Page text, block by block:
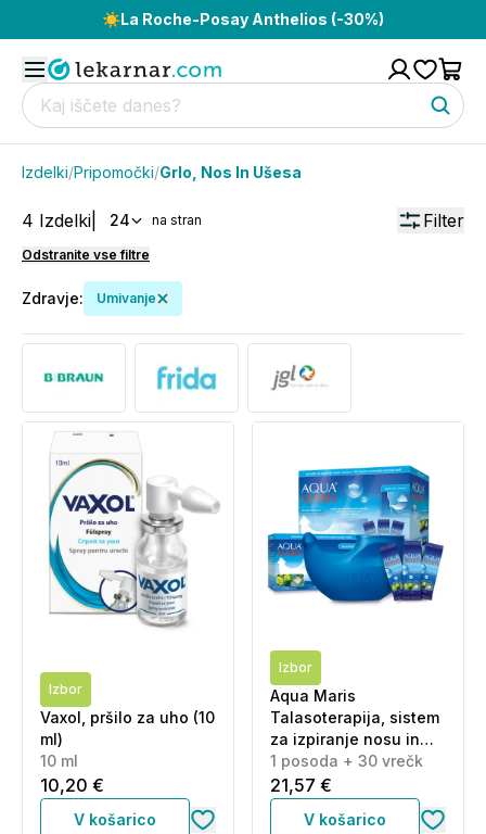
☀️La Roche-Posay Anthelios (-30%)
Izdelki/Pripomočki/Grlo, Nos In Ušesa
4 Izdelki 24 na stran Filter
Odstranite vse filtre
Zdravje: Umivanje
Izbor
Vaxol, pršilo za uho (10
ml)
10 ml
10,20 €
V košarico
Izbor
Aqua Maris
Talasoterapija, sistem
za izpiranje nosu in
sinusov (1 posoda +
30 vrečk)
1 posoda + 30 vrečk
21,57 €
V košarico